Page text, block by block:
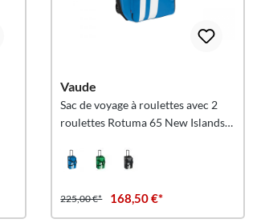
Vaude
Sac de voyage à roulettes avec 2
roulettes Rotuma 65 New Islands
225,00 €* 168,50 €*